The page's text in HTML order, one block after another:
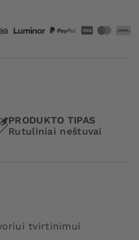
PRODUKTO TIPAS
Rutuliniai neštuvai
tvirtinimui